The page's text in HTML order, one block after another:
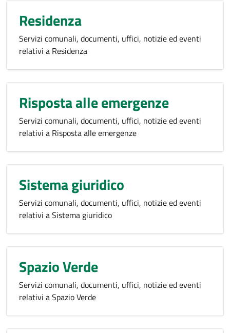
Residenza
Servizi comunali, documenti, uffici, notizie ed eventi
relativi a Residenza
Risposta alle emergenze
Servizi comunali, documenti, uffici, notizie ed eventi
relativi a Risposta alle emergenze
Sistema giuridico
Servizi comunali, documenti, uffici, notizie ed eventi
relativi a Sistema giuridico
Spazio Verde
Servizi comunali, documenti, uffici, notizie ed eventi
relativi a Spazio Verde